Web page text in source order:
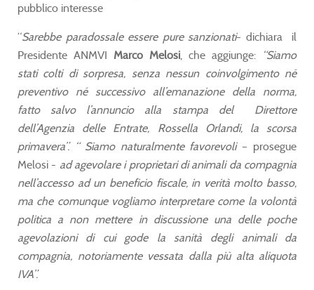
pubblico interesse
“Sarebbe paradossale essere pure sanzionati- dichiara il
Presidente ANMVI Marco Melosi , che aggiunge:
“Siamo
stati colti di sorpresa, senza nessun coinvolgimento né
preventivo né successivo all’emanazione della norma,
fatto salvo l’annuncio alla stampa del Direttore
dell’Agenzia delle Entrate, Rossella Orlandi, la scorsa
primavera”. “ Siamo naturalmente favorevoli– prosegue
Melosi - ad agevolare i proprietari di animali da compagnia
nell’accesso ad un beneficio fiscale, in verità molto basso,
ma che comunque vogliamo interpretare come la volontà
politica a non mettere in discussione una delle poche
agevolazioni di cui gode la sanità degli animali da
compagnia, notoriamente vessata dalla più alta aliquota
IVA”.